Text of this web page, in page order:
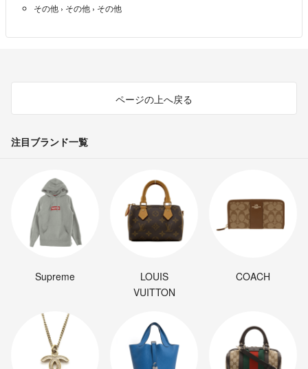
その他 › その他 › その他
ページの上へ戻る
注目ブランド一覧
Supreme
LOUIS
VUITTON
COACH